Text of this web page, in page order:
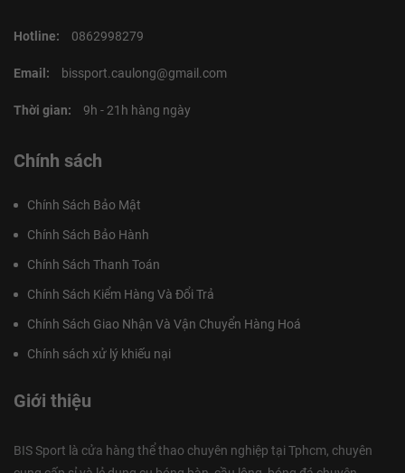
Hotline: 0862998279
Email: bissport.caulong@gmail.com
Thời gian: 9h - 21h hàng ngày
Chính sách
Chính Sách Bảo Mật
Chính Sách Bảo Hành
Chính Sách Thanh Toán
Chính Sách Kiểm Hàng Và Đổi Trả
Chính Sách Giao Nhận Và Vận Chuyển Hàng Hoá
Chính sách xử lý khiếu nại
Giới thiệu
BIS Sport là cửa hàng thể thao chuyên nghiệp tại Tphcm, chuyên